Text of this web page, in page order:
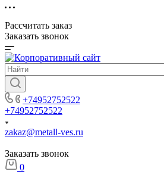
Рассчитать заказ
Заказать звонок
+74952752522
+74952752522
zakaz@metall-ves.ru
Заказать звонок
0